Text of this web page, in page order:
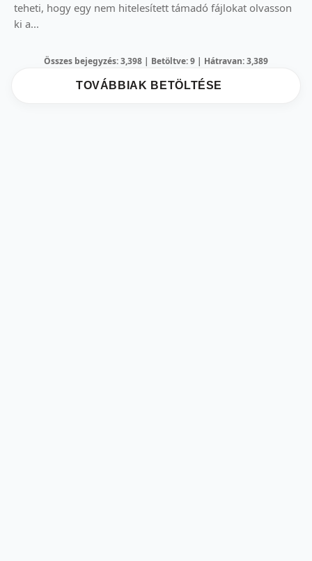
teheti, hogy egy nem hitelesített támadó fájlokat olvasson
ki a...
Összes bejegyzés: 3,398 | Betöltve: 9 | Hátravan: 3,389
TOVÁBBIAK BETÖLTÉSE